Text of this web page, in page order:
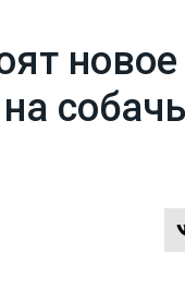
новое